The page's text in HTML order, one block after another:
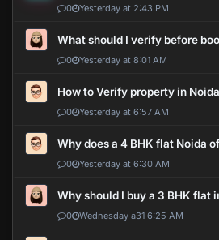
0 Yesterday at 2:43 PM
What should I verify before
0 Yesterday at 8:01 AM
How to Verify property in
0 Yesterday at 6:57 AM
Why does a 4 BHK flat Noida
0 Yesterday at 6:30 AM
Why should I buy a 3 BHK flat
0 Wednesday a31 6:25 AM